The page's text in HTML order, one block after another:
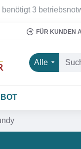
benötigt 3
FÜR KUNDEN
Alle